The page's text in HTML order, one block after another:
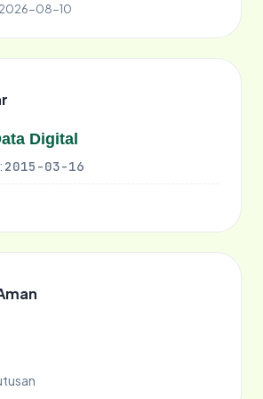
2026-08-10
Digital
2015-03-16